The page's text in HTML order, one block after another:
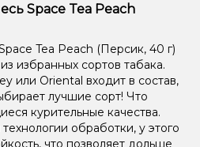
Space Tea Peach
Tea Peach (Персик, 40 г)
избранных сортов табака.
или Oriental входит в состав,
лучшие сорт! Что
курительные качества.
обработки, у этого
что позволяет дольше